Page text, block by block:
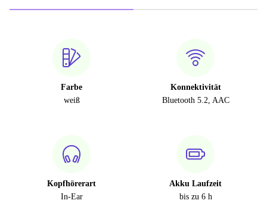
Farbe
weiß
Konnektivität
Bluetooth 5.2, AAC
Kopfhörerart
In-Ear
Akku Laufzeit
bis zu 6 h